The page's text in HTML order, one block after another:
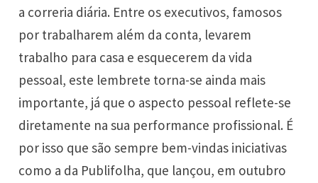
a correria diária. Entre os executivos, famosos
por trabalharem além da conta, levarem
trabalho para casa e esquecerem da vida
pessoal, este lembrete torna-se ainda mais
importante, já que o aspecto pessoal reflete-se
diretamente na sua performance profissional. É
por isso que são sempre bem-vindas iniciativas
como a da Publifolha, que lançou, em outubro